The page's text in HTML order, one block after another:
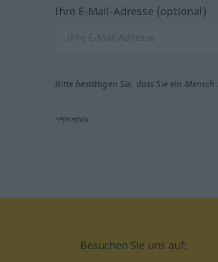
Ihre E-Mail-Adresse (optional)
Bitte bestätigen Sie, dass Sie ein
*Pflichtfeld
Besuchen Sie uns auf: